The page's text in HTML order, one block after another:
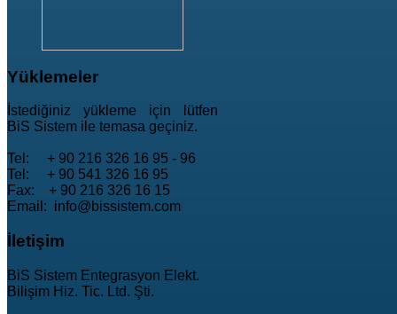
Yüklemeler
İstediğiniz yükleme için lütfen
BiS Sistem ile temasa geçiniz.
Tel: + 90 216 326 16 95 - 96
Tel: + 90 541 326 16 95
Fax: + 90 216 326 16 15
Email: info@bissistem.com
İletişim
BiS Sistem Entegrasyon Elekt.
Bilişim Hiz. Tic. Ltd. Şti.